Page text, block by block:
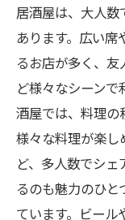
居酒屋は、大人
あります。広い
るお店が多く、
ど様々なシーン
酒屋では、料理の
様々な料理が楽し
ど、多人数でシ
るのも魅力のひと
ています。ビール